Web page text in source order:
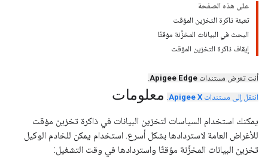
على هذه الصفحة
تعبئة ذاكرة التخزين المؤقت
البحث في البيانات المخزَّنة مؤقتًا
إيقاف ذاكرة التخزين المؤقت
أنت تعرض مستندات Apigee Edge
.
انتقل إلى مستندات Apigee X
. معلومات
يمكنك استخدام السياسات لتخزين البيانات في ذاكرة تخزين مؤقت
للأغراض العامة لاستردادها بشكل أسرع. استخدام يمكن للخادم الوكيل
تخزين البيانات المخزَّنة مؤقتًا واستردادها في وقت التشغيل: